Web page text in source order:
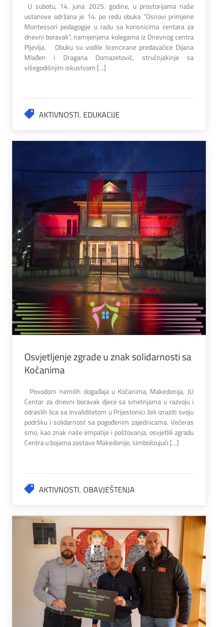
U subotu, 14. juna 2025. godine, u prostorijama naše
ustanove održana je 14. po redu obuka “Osnovi primjene
Montessori pedagogije u radu sa korisnicima centara za
dnevni boravak”, namijenjena kolegama iz Dnevnog centra
Pljevlja. Obuku su vodile licencirane predavačice Dijana
Mlađen i Dragana Domazetović, stručnjakinje sa
višegodišnjim iskustvom [...]
AKTIVNOSTI, EDUKACIJE
Osvjetljenje zgrade u znak solidarnosti sa
Kočanima
Povodom nemilih događaja u Kočanima, Makedonija, JU
Centar za dnevni boravak djece sa smetnjama u razvoju i
odraslih lica sa invaliditetom u Prijestonici želi izraziti svoju
podršku i solidarnost sa pogođenim zajednicama. Večeras
smo, kao znak naše empatije i poštovanja, osvjetlili zgradu
Centra u bojama zastave Makedonije, simbolizujući [...]
AKTIVNOSTI, OBAVJEŠTENJA